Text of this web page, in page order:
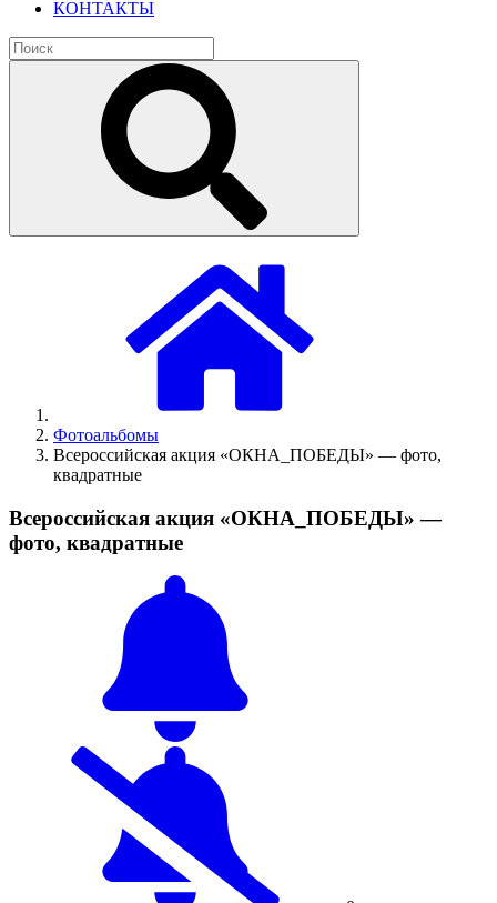
КОНТАКТЫ
Фотоальбомы
Всероссийская акция «ОКНА_ПОБЕДЫ» — фото,
квадратные
Всероссийская акция «ОКНА_ПОБЕДЫ» —
фото, квадратные